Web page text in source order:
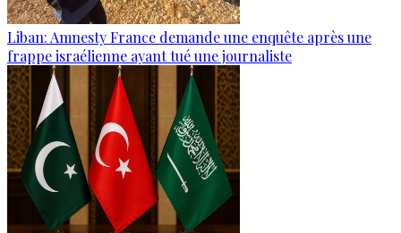
Liban: Amnesty France demande une enquête après une
frappe israélienne ayant tué une journaliste